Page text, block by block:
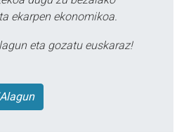
ekarpen ekonomikoa.
eta gozatu euskaraz!